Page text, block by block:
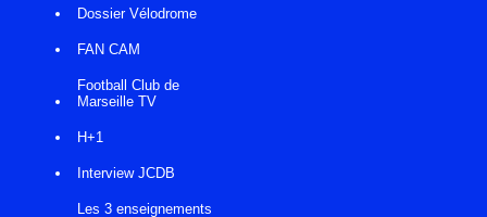
Dossier Vélodrome
FAN CAM
Football Club de
Marseille TV
H+1
Interview JCDB
Les 3 enseignements